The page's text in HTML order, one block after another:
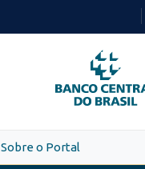
PARA
O
Sobre o Portal